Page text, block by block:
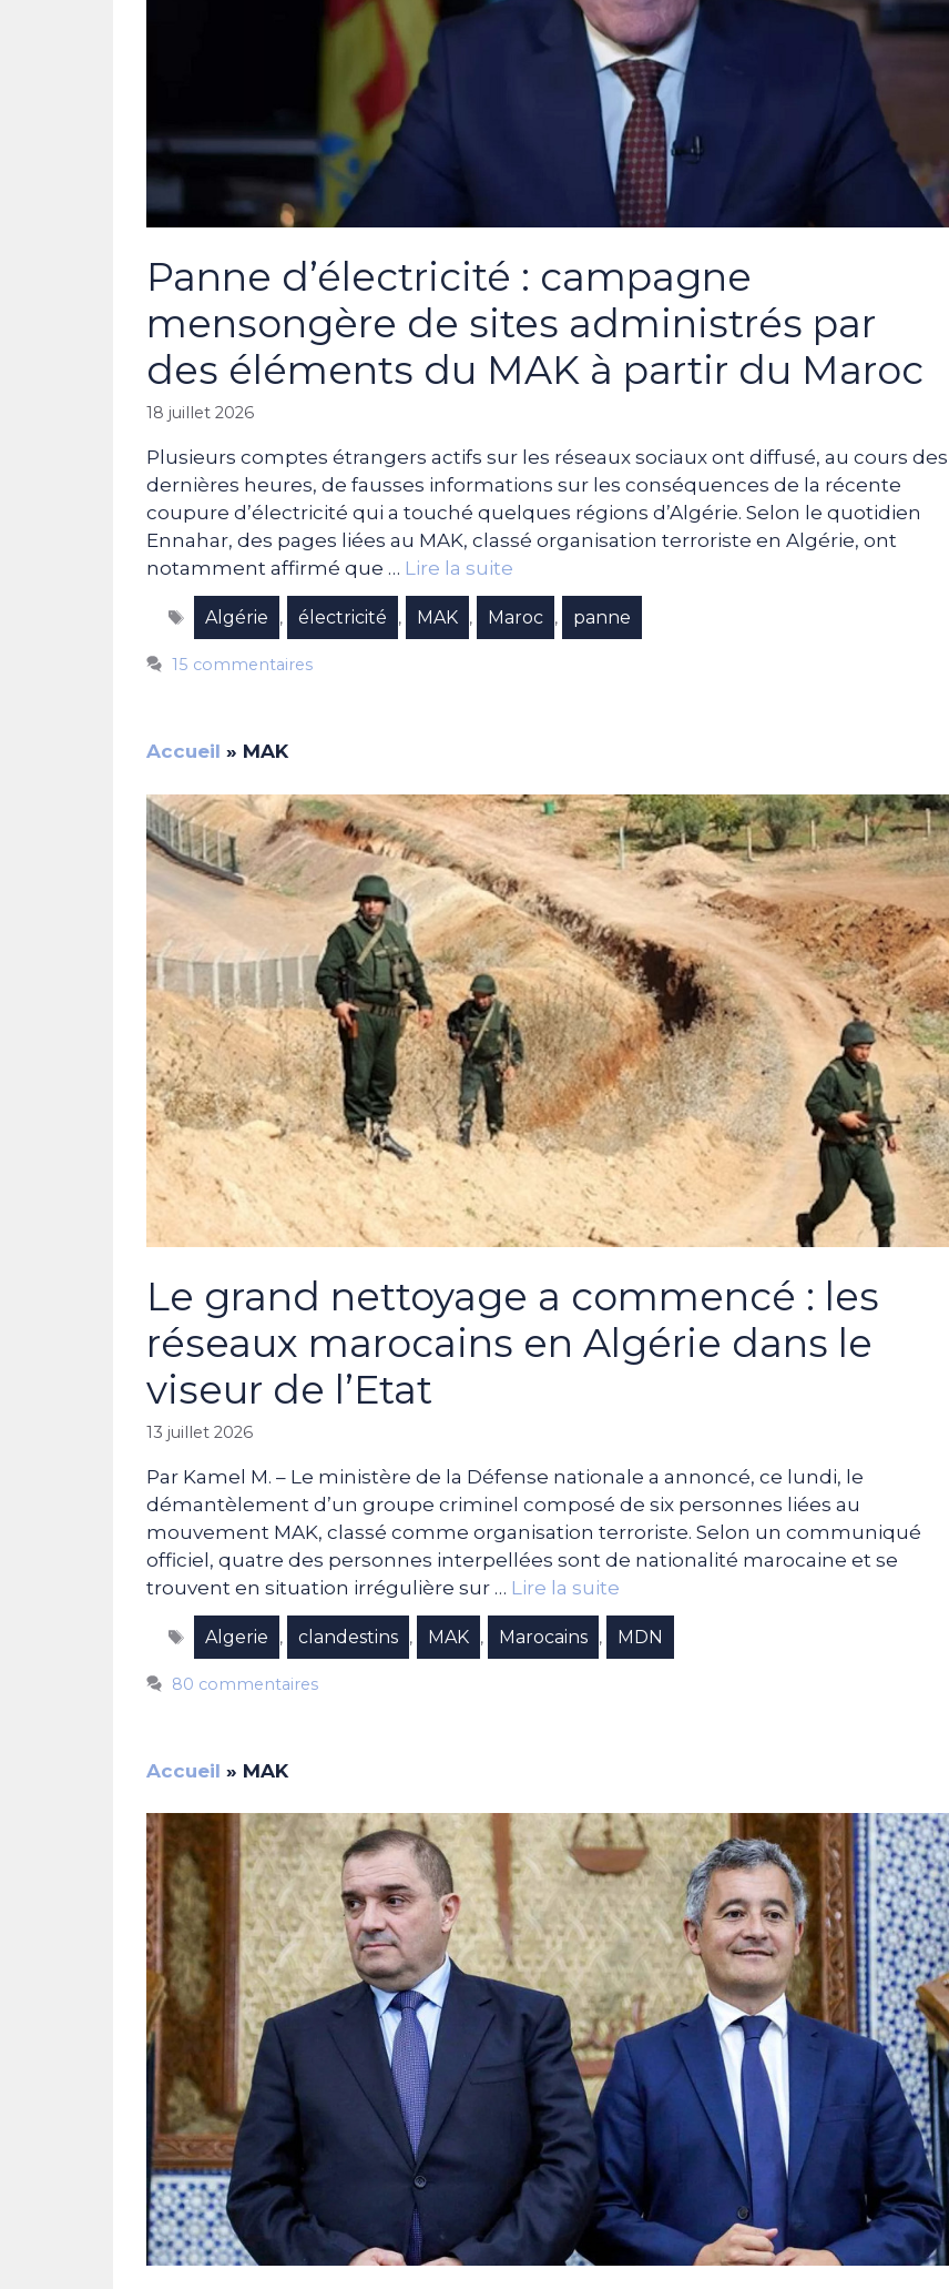
Panne d’électricité : campagne
mensongère de sites administrés par
des éléments du MAK à partir du Maroc
18 juillet 2026
Plusieurs comptes étrangers actifs sur les réseaux sociaux ont diffusé, au cours des
dernières heures, de fausses informations sur les conséquences de la récente
coupure d’électricité qui a touché quelques régions d’Algérie. Selon le quotidien
Ennahar, des pages liées au MAK, classé organisation terroriste en Algérie, ont
notamment affirmé que … Lire la suite
Étiquettes
Algérie , électricité , MAK , Maroc , panne
15 commentaires
Accueil » MAK
Le grand nettoyage a commencé : les
réseaux marocains en Algérie dans le
viseur de l’Etat
13 juillet 2026
Par Kamel M. – Le ministère de la Défense nationale a annoncé, ce lundi, le
démantèlement d’un groupe criminel composé de six personnes liées au
mouvement MAK, classé comme organisation terroriste. Selon un communiqué
officiel, quatre des personnes interpellées sont de nationalité marocaine et se
trouvent en situation irrégulière sur … Lire la suite
Étiquettes
Algerie , clandestins , MAK , Marocains , MDN
80 commentaires
Accueil » MAK